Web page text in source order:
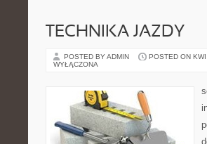
TECHNIKA JAZDY
POSTED BY ADMIN POSTED ON
WYŁĄCZONA